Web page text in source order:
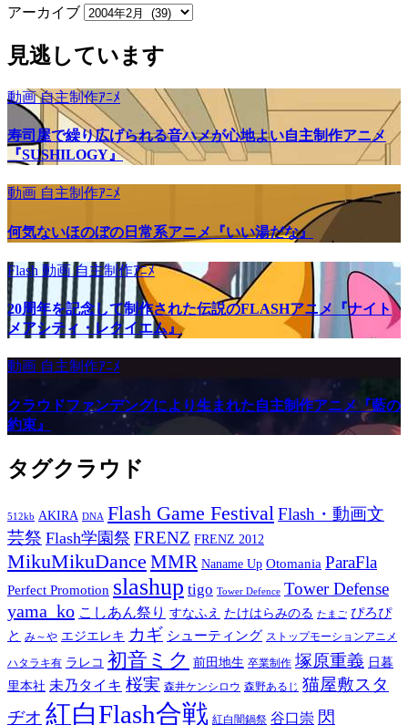
アーカイブ
見逃しています
動画自主制作ｱﾆﾒ
寿司屋で繰り広げられる音ハメが心地よい自主制作アニメ
『SUSHILOGY』
動画 自主制作ｱﾆﾒ
何気ないほのぼの日常系アニメ『いい湯だな』
Flash 動画自主制作ｱﾆﾒ
20周年を記念して制作された伝説のFLASHアニメ『ナイト
メアシティ・レクイエム』
動画 自主制作ｱﾆﾒ
クラウドファンデングにより生まれた自主制作アニメ『藍の
約束』
タグクラウド
512kb AKIRA DNA Flash Game Festival Flash・動画文
芸祭 Flash学園祭 FRENZ FRENZ 2012
MikuMikuDance MMR Naname Up Otomania ParaFla
Perfect Promotion slashup tigo Tower Defence Tower Defense
yama_ko こしあん祭り すなふえ たけはらみのる たまご ぴろぴ
と み～や エジエレキ カギ シューティング ストップモーションアニメ
ハタラキ有 ラレコ 初音ミク 前田地生 卒業制作 塚原重義 日暮
里本社 未乃タイキ 桜実 森井ケンシロウ 森野あるじ 猫屋敷スタ
ヂオ 紅白Flash合戦 紅白闇鍋祭 谷口崇 閃